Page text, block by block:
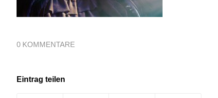
0 KOMMENTARE
Eintrag teilen